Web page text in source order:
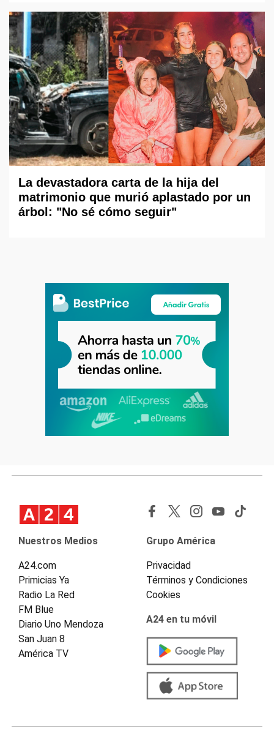
La devastadora carta de la hija del
matrimonio que murió aplastado por un
árbol: "No sé cómo seguir"
Nuestros Medios
A24.com
Primicias Ya
Radio La Red
FM Blue
Diario Uno Mendoza
San Juan 8
América TV
Grupo América
Privacidad
Términos y Condiciones
Cookies
A24 en tu móvil